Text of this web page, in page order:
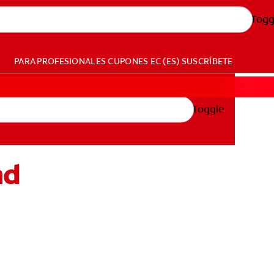
PARA PROFESIONALESCUPONES EC (ES) SUSCRÍBETE
Toggle